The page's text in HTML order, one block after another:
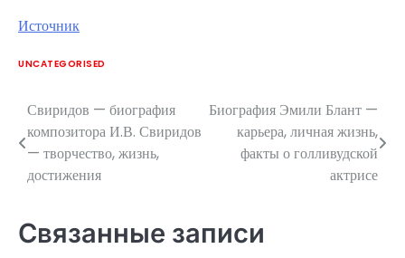
Источник
UNCATEGORISED
Навигация
по
записям
Свиридов — биография
композитора И.В. Свиридов
— творчество, жизнь,
достижения
Биография Эмили Блант —
карьера, личная жизнь,
факты о голливудской
актрисе
Связанные записи